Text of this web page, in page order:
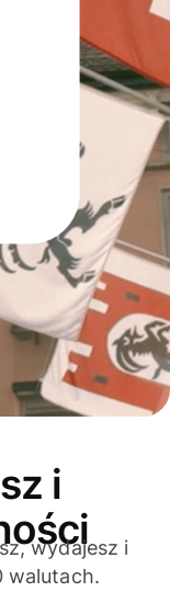
i
wydajesz i
walutach.